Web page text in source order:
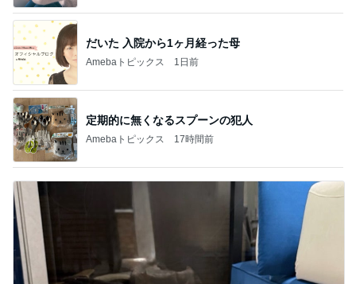
だいた 入院から1ヶ月経った母
Amebaトピックス 1日前
定期的に無くなるスプーンの犯人
Amebaトピックス 17時間前